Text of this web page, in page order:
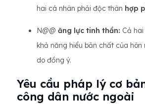
hai cá nhân phải độc thân hợp
N@@ ăng lực tinh thần: Cả
khả năng hiểu bản chất của hôn
do đồng ý.
Yêu cầu pháp lý cơ
công dân nước ngoài